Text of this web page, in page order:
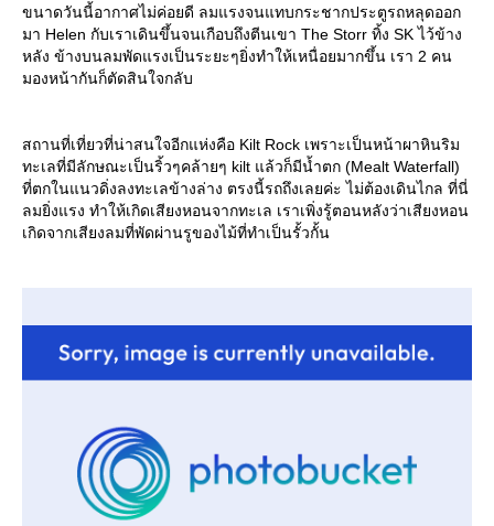
ขนาดวันนี้อากาศไม่ค่อยดี ลมแรงจนแทบกระชากประตูรถหลุดออก
มา Helen กับเราเดินขึ้นจนเกือบถึงตีนเขา The Storr ทิ้ง SK ไว้ข้าง
หลัง ข้างบนลมพัดแรงเป็นระยะๆยิ่งทำให้เหนื่อยมากขึ้น เรา 2 คน
มองหน้ากันก็ตัดสินใจกลับ
สถานที่เที่ยวที่น่าสนใจอีกแห่งคือ Kilt Rock เพราะเป็นหน้าผาหินริม
ทะเลที่มีลักษณะเป็นริ้วๆคล้ายๆ kilt แล้วก็มีน้ำตก (Mealt Waterfall)
ที่ตกในแนวดิ่งลงทะเลข้างล่าง ตรงนี้รถถึงเลยค่ะ ไม่ต้องเดินไกล ที่นี่
ลมยิ่งแรง ทำให้เกิดเสียงหอนจากทะเล เราเพิ่งรู้ตอนหลังว่าเสียงหอน
เกิดจากเสียงลมที่พัดผ่านรูของไม้ที่ทำเป็นรั้วกั้น